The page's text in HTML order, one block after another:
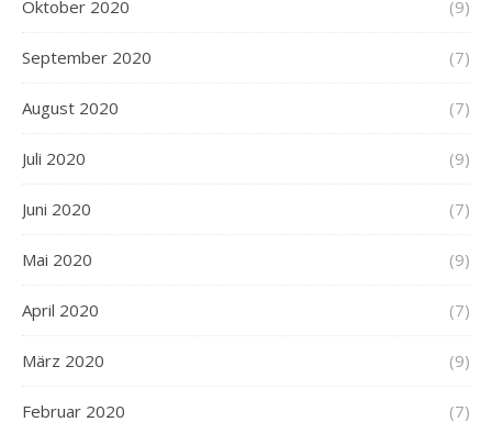
Oktober 2020 (9)
September 2020 (7)
August 2020 (7)
Juli 2020 (9)
Juni 2020 (7)
Mai 2020 (9)
April 2020 (7)
März 2020 (9)
Februar 2020 (7)